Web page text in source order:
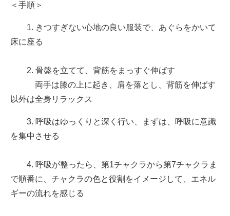
＜手順＞
1. きつすぎない心地の良い服装で、あぐらをかいて
床に座る
2. 骨盤を立てて、背筋をまっすぐ伸ばす
両手は膝の上に起き、肩を落とし、背筋を伸ばす
以外は全身リラックス
3. 呼吸はゆっくりと深く行い、まずは、呼吸に意識
を集中させる
4. 呼吸が整ったら、第1チャクラから第7チャクラま
で順番に、チャクラの色と役割をイメージして、エネル
ギーの流れを感じる